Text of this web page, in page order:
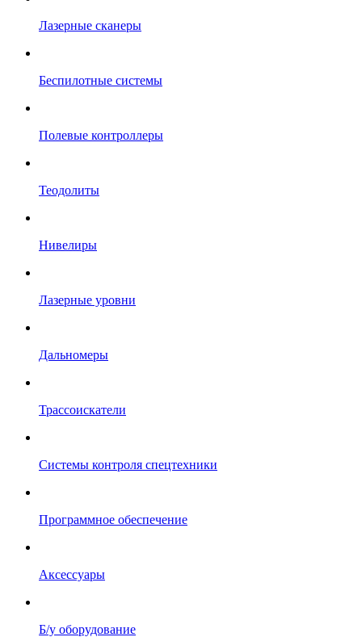
Лазерные сканеры
Беспилотные системы
Полевые контроллеры
Теодолиты
Нивелиры
Лазерные уровни
Дальномеры
Трассоискатели
Системы контроля спецтехники
Программное обеспечение
Аксессуары
Б/у оборудование